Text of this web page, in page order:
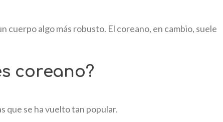
cuerpo algo más robusto. El coreano, en cambio, suele
coreano?
que se ha vuelto tan popular.